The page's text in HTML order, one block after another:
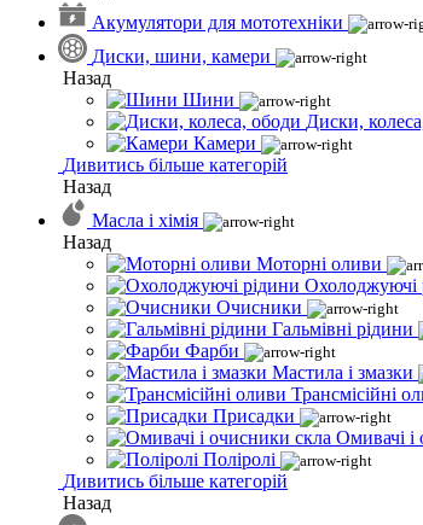
Акумулятори для мототехніки
Диски, шини, камери
Назад
Шини
Диски,
Камери
Дивитись більше категорій
Назад
Масла і хімія
Назад
Моторні оливи
Охолоджуючі
Очисники
Гальмівні рідини
Фарби
Мастила і змазки
Трансмісійні
Присадки
Омивачі і
Поліролі
Дивитись більше категорій
Назад